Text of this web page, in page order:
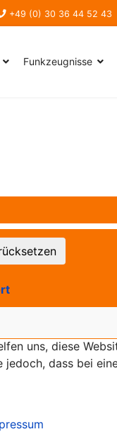
+49 (0) 30 36 44 52 43
Funkzeugnisse
uns, diese
dass bei